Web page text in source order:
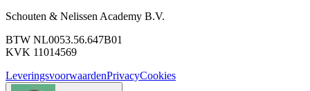
Schouten & Nelissen Academy B.V.
BTW NL0053.56.647B01
KVK 11014569
LeveringsvoorwaardenPrivacyCookies